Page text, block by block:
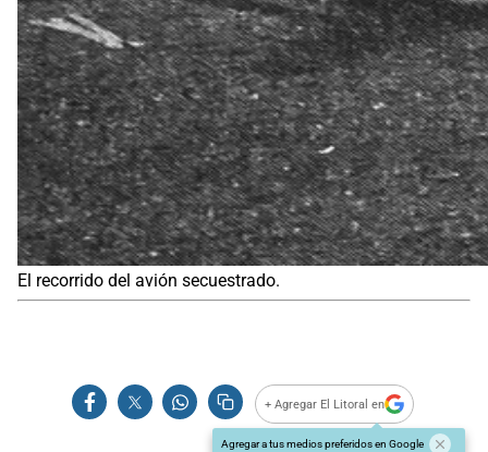
El recorrido del avión secuestrado.
+ Agregar El Litoral en
Agregar a tus medios preferidos en Google